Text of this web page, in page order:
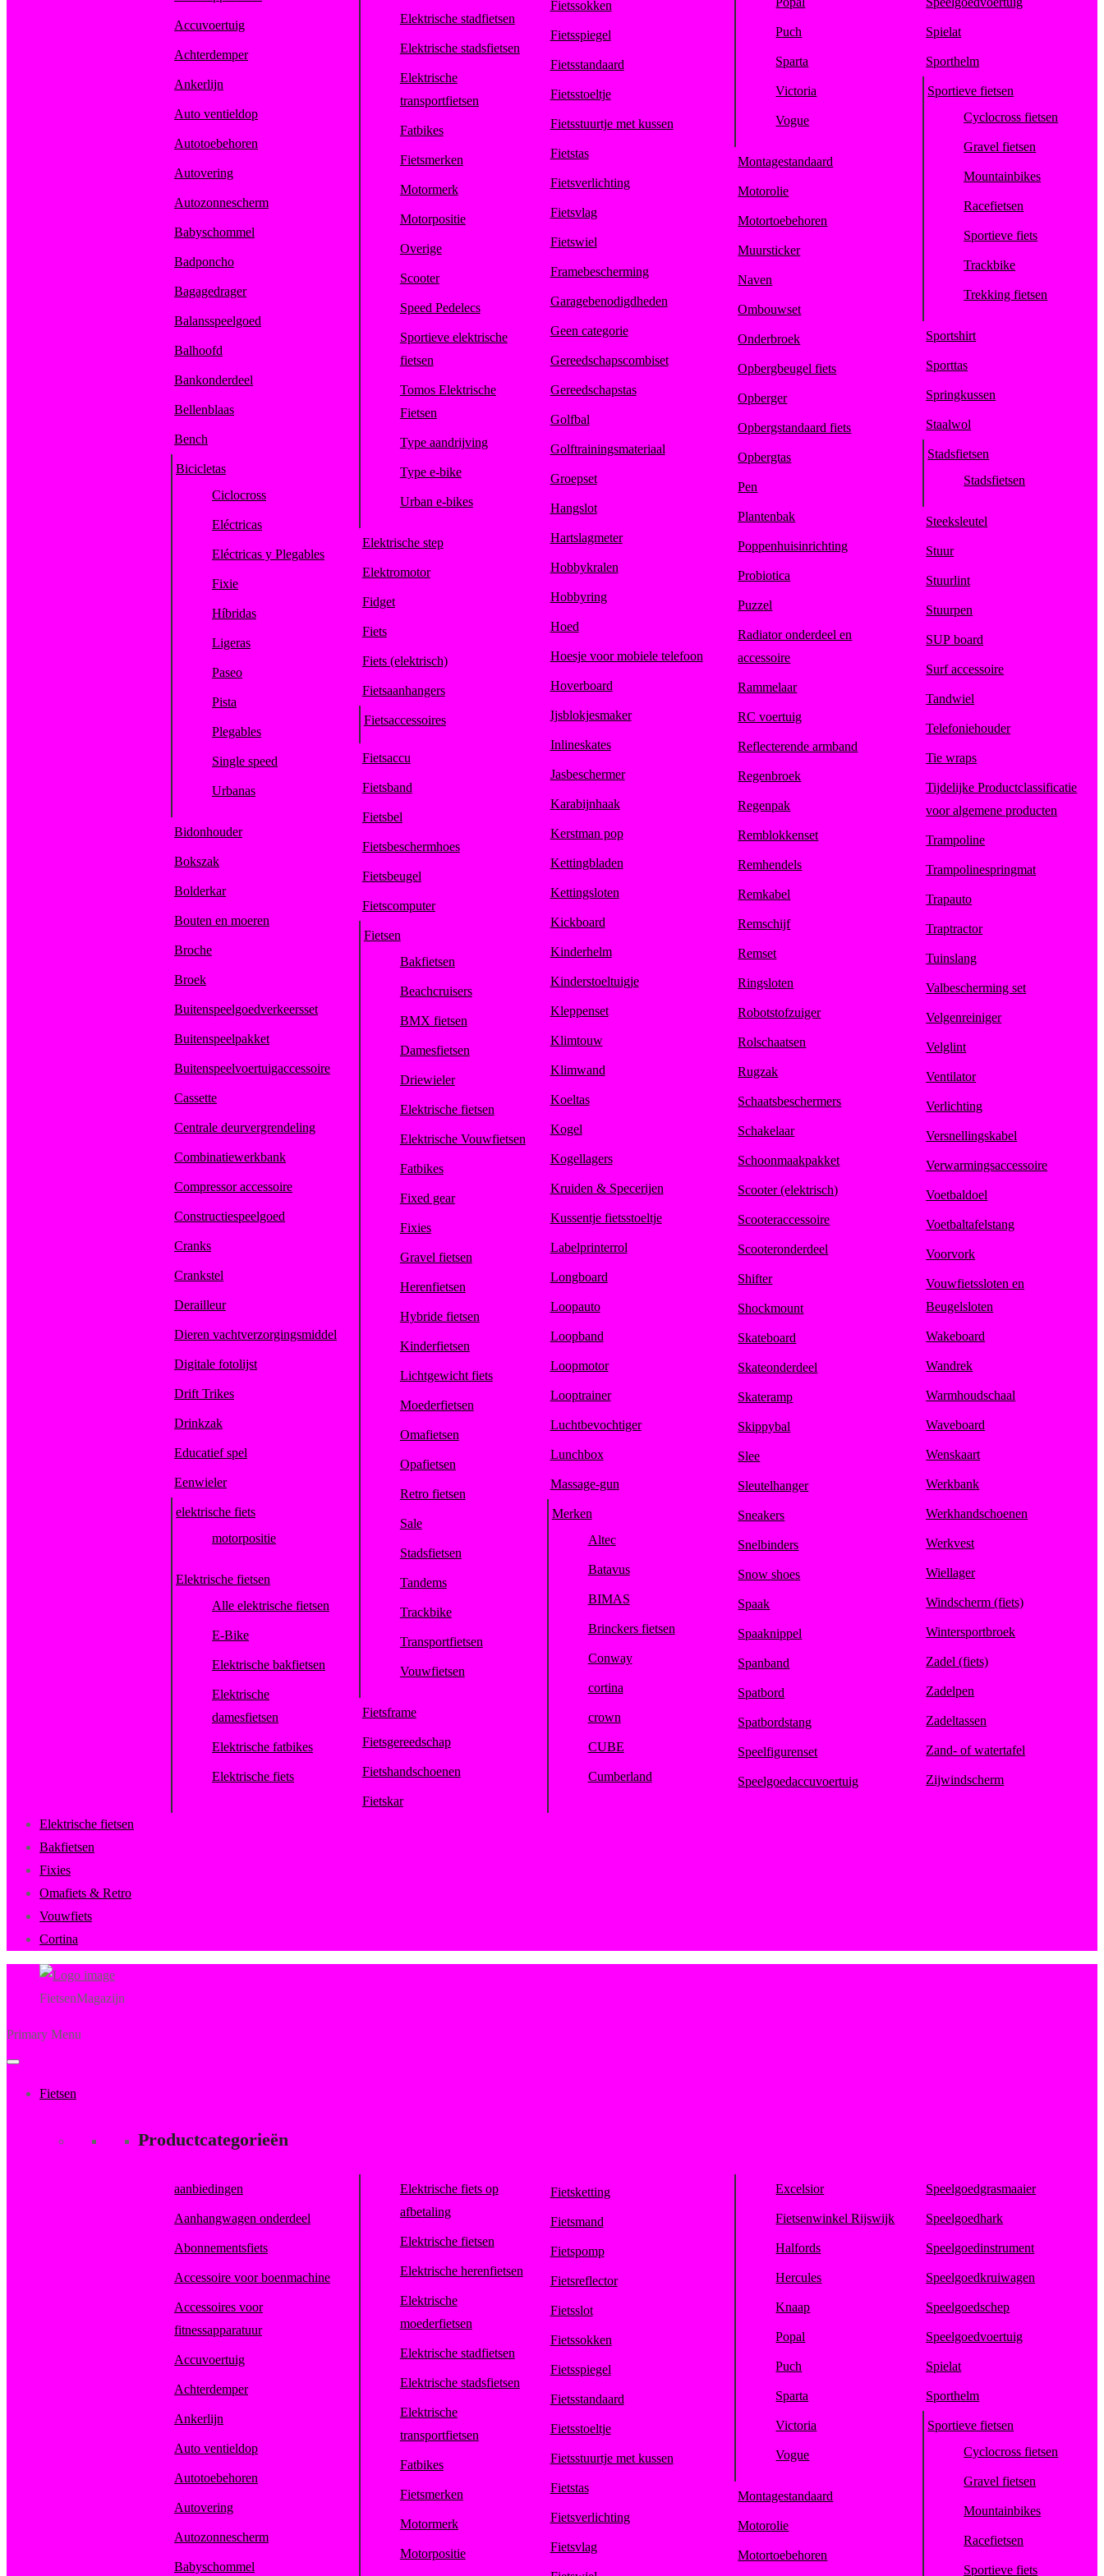
Accuvoertuig
Achterdemper
Ankerlijn
Auto ventieldop
Autotoebehoren
Autovering
Autozonnescherm
Babyschommel
Badponcho
Bagagedrager
Balansspeelgoed
Balhoofd
Bankonderdeel
Bellenblaas
Bench
Bicicletas
Ciclocross
Eléctricas
Eléctricas y Plegables
Fixie
Híbridas
Ligeras
Paseo
Pista
Plegables
Single speed
Urbanas
Bidonhouder
Bokszak
Bolderkar
Bouten en moeren
Broche
Broek
Buitenspeelgoedverkeersset
Buitenspeelpakket
Buitenspeelvoertuigaccessoire
Cassette
Centrale deurvergrendeling
Combinatiewerkbank
Compressor accessoire
Constructiespeelgoed
Cranks
Crankstel
Derailleur
Dieren vachtverzorgingsmiddel
Digitale fotolijst
Drift Trikes
Drinkzak
Educatief spel
Eenwieler
elektrische fiets
motorpositie
Elektrische fietsen
Alle elektrische fietsen
E-Bike
Elektrische bakfietsen
Elektrische
damesfietsen
Elektrische fatbikes
Elektrische fiets
Elektrische stadfietsen
Elektrische stadsfietsen
Elektrische
transportfietsen
Fatbikes
Fietsmerken
Motormerk
Motorpositie
Overige
Scooter
Speed Pedelecs
Sportieve elektrische
fietsen
Tomos Elektrische
Fietsen
Type aandrijving
Type e-bike
Urban e-bikes
Elektrische step
Elektromotor
Fidget
Fiets
Fiets (elektrisch)
Fietsaanhangers
Fietsaccessoires
Fietsaccu
Fietsband
Fietsbel
Fietsbeschermhoes
Fietsbeugel
Fietscomputer
Fietsen
Bakfietsen
Beachcruisers
BMX fietsen
Damesfietsen
Driewieler
Elektrische fietsen
Elektrische Vouwfietsen
Fatbikes
Fixed gear
Fixies
Gravel fietsen
Herenfietsen
Hybride fietsen
Kinderfietsen
Lichtgewicht fiets
Moederfietsen
Omafietsen
Opafietsen
Retro fietsen
Sale
Stadsfietsen
Tandems
Trackbike
Transportfietsen
Vouwfietsen
Fietsframe
Fietsgereedschap
Fietshandschoenen
Fietskar
Fietssokken
Fietsspiegel
Fietsstandaard
Fietsstoeltje
Fietsstuurtje met kussen
Fietstas
Fietsverlichting
Fietsvlag
Fietswiel
Framebescherming
Garagebenodigdheden
Geen categorie
Gereedschapscombiset
Gereedschapstas
Golfbal
Golftrainingsmateriaal
Groepset
Hangslot
Hartslagmeter
Hobbykralen
Hobbyring
Hoed
Hoesje voor mobiele telefoon
Hoverboard
Ijsblokjesmaker
Inlineskates
Jasbeschermer
Karabijnhaak
Kerstman pop
Kettingbladen
Kettingsloten
Kickboard
Kinderhelm
Kinderstoeltuigje
Kleppenset
Klimtouw
Klimwand
Koeltas
Kogel
Kogellagers
Kruiden & Specerijen
Kussentje fietsstoeltje
Labelprinterrol
Longboard
Loopauto
Loopband
Loopmotor
Looptrainer
Luchtbevochtiger
Lunchbox
Massage-gun
Merken
Altec
Batavus
BIMAS
Brinckers fietsen
Conway
cortina
crown
CUBE
Cumberland
Puch
Sparta
Victoria
Vogue
Montagestandaard
Motorolie
Motortoebehoren
Muursticker
Naven
Ombouwset
Onderbroek
Opbergbeugel fiets
Opberger
Opbergstandaard fiets
Opbergtas
Pen
Plantenbak
Poppenhuisinrichting
Probiotica
Puzzel
Radiator onderdeel en
accessoire
Rammelaar
RC voertuig
Reflecterende armband
Regenbroek
Regenpak
Remblokkenset
Remhendels
Remkabel
Remschijf
Remset
Ringsloten
Robotstofzuiger
Rolschaatsen
Rugzak
Schaatsbeschermers
Schakelaar
Schoonmaakpakket
Scooter (elektrisch)
Scooteraccessoire
Scooteronderdeel
Shifter
Shockmount
Skateboard
Skateonderdeel
Skateramp
Skippybal
Slee
Sleutelhanger
Sneakers
Snelbinders
Snow shoes
Spaak
Spaaknippel
Spanband
Spatbord
Spatbordstang
Speelfigurenset
Speelgoedaccuvoertuig
Spielat
Sporthelm
Sportieve fietsen
Cyclocross fietsen
Gravel fietsen
Mountainbikes
Racefietsen
Sportieve fiets
Trackbike
Trekking fietsen
Sportshirt
Sporttas
Springkussen
Staalwol
Stadsfietsen
Stadsfietsen
Steeksleutel
Stuur
Stuurlint
Stuurpen
SUP board
Surf accessoire
Tandwiel
Telefoniehouder
Tie wraps
Tijdelijke Productclassificatie
voor algemene producten
Trampoline
Trampolinespringmat
Trapauto
Traptractor
Tuinslang
Valbescherming set
Velgenreiniger
Velglint
Ventilator
Verlichting
Versnellingskabel
Verwarmingsaccessoire
Voetbaldoel
Voetbaltafelstang
Voorvork
Vouwfietssloten en
Beugelsloten
Wakeboard
Wandrek
Warmhoudschaal
Waveboard
Wenskaart
Werkbank
Werkhandschoenen
Werkvest
Wiellager
Windscherm (fiets)
Wintersportbroek
Zadel (fiets)
Zadelpen
Zadeltassen
Zand- of watertafel
Zijwindscherm
Elektrische fietsen
Bakfietsen
Fixies
Omafiets & Retro
Vouwfiets
Cortina
FietsenMagazijn
Primary Menu
Fietsen
Productcategorieën
aanbiedingen
Aanhangwagen onderdeel
Abonnementsfiets
Accessoire voor boenmachine
Accessoires voor
fitnessapparatuur
Accuvoertuig
Achterdemper
Ankerlijn
Auto ventieldop
Autotoebehoren
Autovering
Autozonnescherm
Babyschommel
Elektrische fiets op
afbetaling
Elektrische fietsen
Elektrische herenfietsen
Elektrische
moederfietsen
Elektrische stadfietsen
Elektrische stadsfietsen
Elektrische
transportfietsen
Fatbikes
Fietsmerken
Motormerk
Motorpositie
Fietsketting
Fietsmand
Fietspomp
Fietsreflector
Fietsslot
Fietssokken
Fietsspiegel
Fietsstandaard
Fietsstoeltje
Fietsstuurtje met kussen
Fietstas
Fietsverlichting
Fietsvlag
Excelsior
Fietsenwinkel Rijswijk
Halfords
Hercules
Knaap
Popal
Puch
Sparta
Victoria
Vogue
Montagestandaard
Motorolie
Motortoebehoren
Speelgoedgrasmaaier
Speelgoedhark
Speelgoedinstrument
Speelgoedkruiwagen
Speelgoedschep
Speelgoedvoertuig
Spielat
Sporthelm
Sportieve fietsen
Cyclocross fietsen
Gravel fietsen
Mountainbikes
Racefietsen
Sportieve fiets